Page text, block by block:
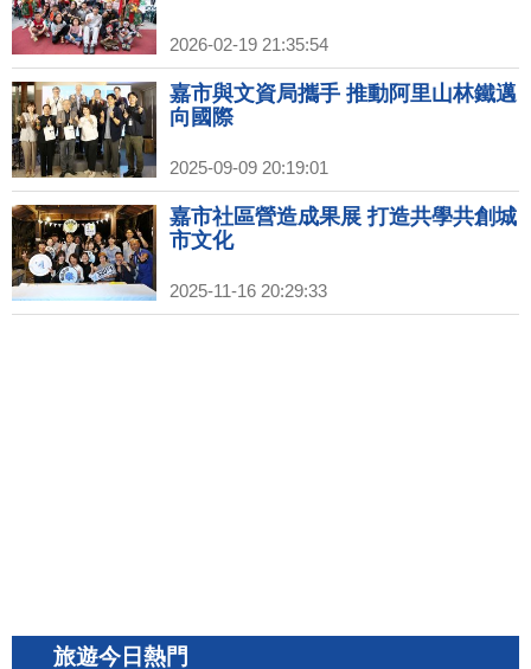
2026-02-19 21:35:54
嘉市與文資局攜手 推動阿里山林鐵邁
向國際
2025-09-09 20:19:01
嘉市社區營造成果展 打造共學共創城
市文化
2025-11-16 20:29:33
旅遊今日熱門